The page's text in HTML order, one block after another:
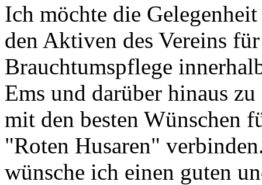
Ich möchte die
den Aktiven des Vereins
Brauchtumspflege
Ems und darüber hinaus
mit den besten Wünschen
"Roten Husaren"
wünsche ich einen guten